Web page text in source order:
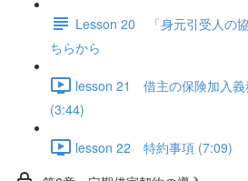
Lesson 20 「身元引受人の
ちらから
lesson 21 借主の保険加入義
(3:44)
lesson 22 特約事項 (7:09)